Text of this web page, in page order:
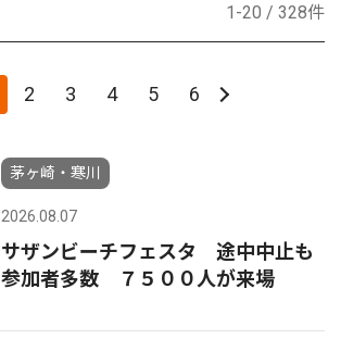
1-20 / 328件
2 3 4 5 6
茅ヶ崎・寒川
2026.08.07
サザンビーチフェスタ 途中中止も
参加者多数 ７５００人が来場